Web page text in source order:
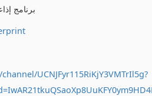
برنامج
UCNJFyr115RiKjY3VMTrIl5g?